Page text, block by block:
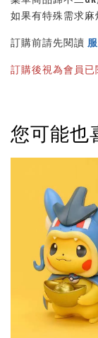
如果有特殊需求
訂購前請先閱讀
訂購後視為會員已
您可能也